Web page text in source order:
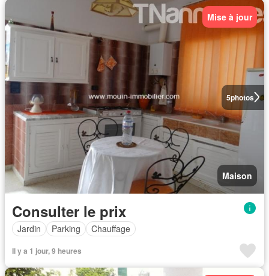
5photos
Mise à jour
Maison
Consulter le prix
Jardin Parking Chauffage
Il y a 1 jour, 9 heures